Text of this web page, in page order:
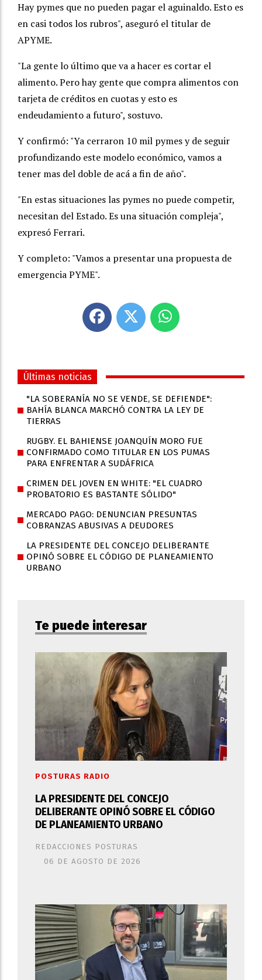
Hay pymes que no pueden pagar el aguinaldo. Esto es
en casi todos los rubros", aseguró el titular de
APYME.
"La gente lo último que va a hacer es cortar el
alimento. Pero hay gente que compra alimentos con
tarjeta de créditos en cuotas y esto es
endeudamiento a futuro", sostuvo.
Y confirmó: "Ya cerraron 10 mil pymes y de seguir
profundizando este modelo económico, vamos a
tener mas del doble de acá a fin de año".
"En estas situaciones las pymes no puede competir,
necesitan del Estado. Es una situación compleja",
expresó Ferrari.
Y completo: "Vamos a presentar una propuesta de
emergencia PYME".
Últimas noticias
"LA SOBERANÍA NO SE VENDE, SE DEFIENDE":
BAHÍA BLANCA MARCHÓ CONTRA LA LEY DE
TIERRAS
RUGBY. EL BAHIENSE JOANQUÍN MORO FUE
CONFIRMADO COMO TITULAR EN LOS PUMAS
PARA ENFRENTAR A SUDÁFRICA
CRIMEN DEL JOVEN EN WHITE: "EL CUADRO
PROBATORIO ES BASTANTE SÓLIDO"
MERCADO PAGO: DENUNCIAN PRESUNTAS
COBRANZAS ABUSIVAS A DEUDORES
LA PRESIDENTE DEL CONCEJO DELIBERANTE
OPINÓ SOBRE EL CÓDIGO DE PLANEAMIENTO
URBANO
Te puede interesar
LA PRESIDENTE DEL CONCEJO
DELIBERANTE OPINÓ SOBRE EL CÓDIGO
DE PLANEAMIENTO URBANO
REDACCIONES POSTURAS
POSTURAS RADIO
06 DE AGOSTO DE 2026